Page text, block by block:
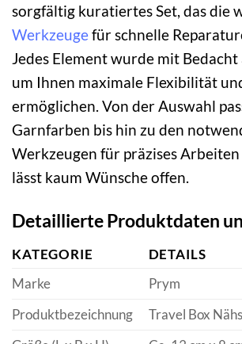
sorgfältig kuratiertes Set, das die
Werkzeugefür schnelle
Jedes Element wurde mit
um Ihnen maximale Flexibilität
ermöglichen. Von der Auswahl
Garnfarben bis hin zu den
Werkzeugen für präzises Arbeiten
lässt kaum Wünsche offen.
Detaillierte Produktdaten
KATEGORIE
DETAILS
Marke
Prym
Produktbezeichnung
Travel Box